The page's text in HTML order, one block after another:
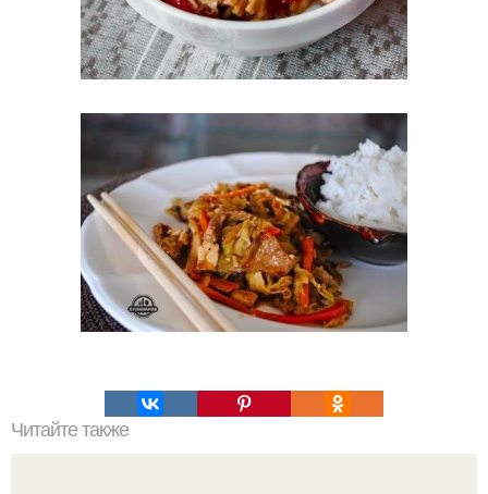
Читайте также